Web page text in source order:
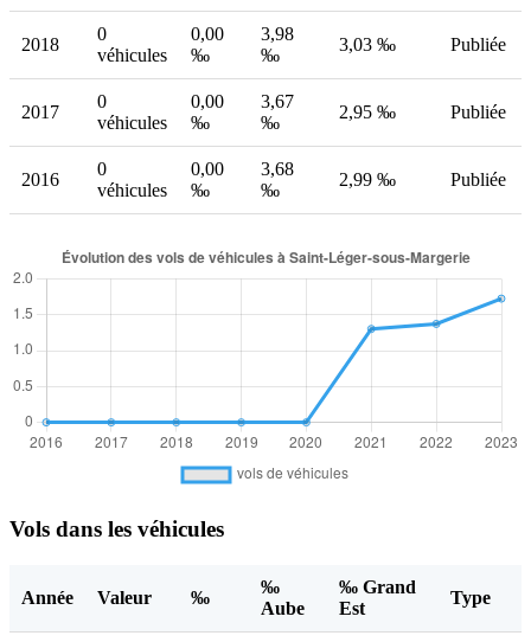
2018
0
véhicules
0,00
‰
3,98
‰
3,03 ‰ Publiée
2017
0
véhicules
0,00
‰
3,67
‰
2,95 ‰ Publiée
2016
0
véhicules
0,00
‰
3,68
‰
2,99 ‰ Publiée
Vols dans les véhicules
Année Valeur ‰
‰
Aube
‰ Grand
Est
Type